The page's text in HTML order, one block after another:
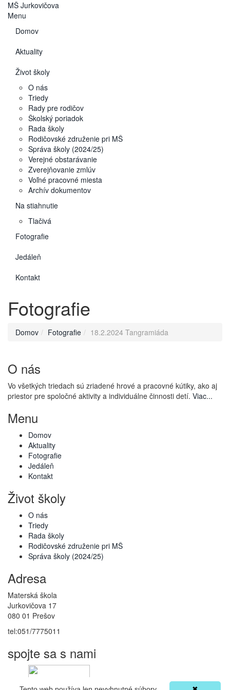
MŠ Jurkovičova
Menu
Domov
Aktuality
Život školy
O nás
Triedy
Rady pre rodičov
Školský poriadok
Rada školy
Rodičovské združenie pri MŠ
Správa školy (2024/25)
Verejné obstarávanie
Zverejňovanie zmlúv
Voľné pracovné miesta
Archív dokumentov
Na stiahnutie
Tlačivá
Fotografie
Jedáleň
Kontakt
Fotografie
Domov Fotografie 18.2.2024 Tangramiáda
O nás
Vo všetkých triedach sú zriadené hrové a pracovné kútiky, ako aj
priestor pre spoločné aktivity a individuálne činnosti detí. Viac...
Menu
Domov
Aktuality
Fotografie
Jedáleň
Kontakt
Život školy
O nás
Triedy
Rada školy
Rodičovské združenie pri MŠ
Správa školy (2024/25)
Adresa
Materská škola
Jurkovičova 17
080 01 Prešov
tel:051/7775011
spojte sa s nami